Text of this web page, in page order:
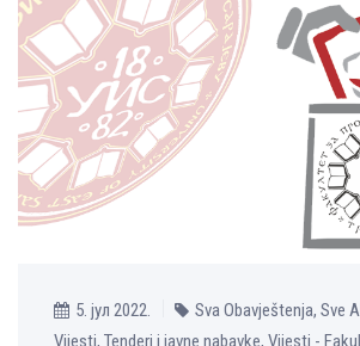
5. јул 2022.
Sva Obavještenja, Sve
Vijesti, Tenderi i javne nabavke, Vijesti -